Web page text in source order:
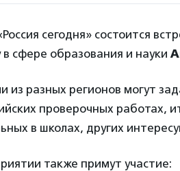
сегодня» состоится
в сфере образования и науки
из разных регионов могут
проверочных работах,
в школах, других
также примут участие: